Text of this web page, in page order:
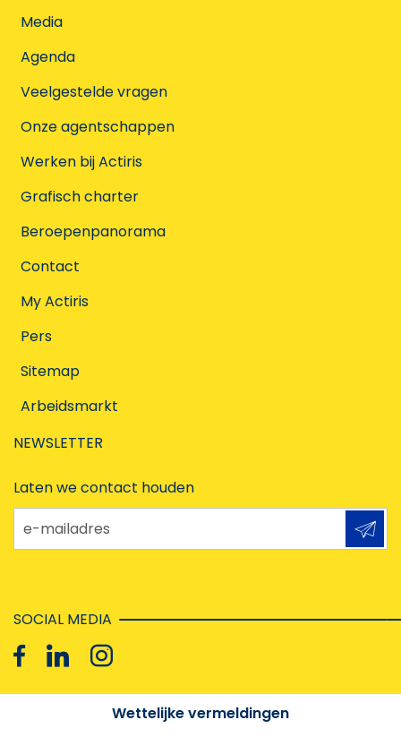
Media
Agenda
Veelgestelde vragen
Onze agentschappen
Werken bij Actiris
Grafisch charter
Beroepenpanorama
Contact
My Actiris
Pers
Sitemap
Arbeidsmarkt
NEWSLETTER
Laten we contact houden
e-mailadres
SOCIAL MEDIA
Wettelijke vermeldingen